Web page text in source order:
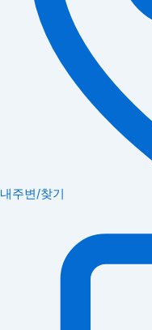
내주변/찾기